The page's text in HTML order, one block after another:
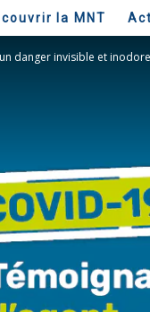
la MNT
danger invisible et inodore